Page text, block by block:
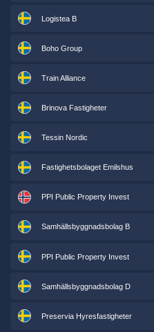
Logistea B
Boho Group
Train Alliance
Brinova Fastigheter
Tessin Nordic
Fastighetsbolaget Emilshus
PPI Public Property Invest
Samhällsbyggnadsbolag B
PPI Public Property Invest
Samhällsbyggnadsbolag D
Preservia Hyresfastigheter